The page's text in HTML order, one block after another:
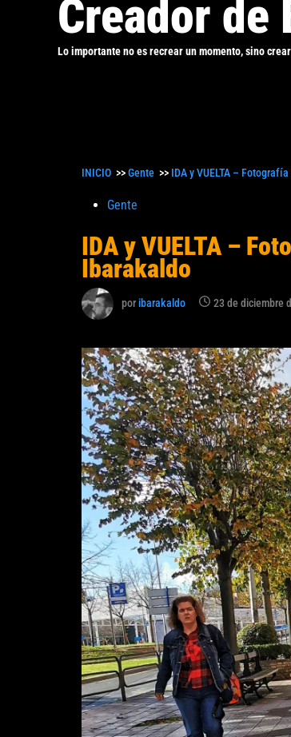
Creador de
Lo importante no es recrear un momento, sino
INICIO >>Gente >> IDA y VUELTA –
Publicado
Gente
IDA y VUELTA –
Ibarakaldo
poribarakaldo 23 de diciembre